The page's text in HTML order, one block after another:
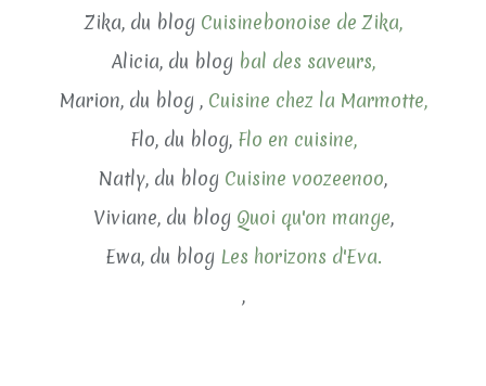
Zika, du blog Cuisinebonoise de Zika,
Alicia, du blog bal des saveurs,
Marion, du blog , Cuisine chez la Marmotte,
Flo, du blog, Flo en cuisine,
Natly, du blog Cuisine voozeenoo,
Viviane, du blog Quoi qu'on mange,
Ewa, du blog Les horizons d'Eva.
,